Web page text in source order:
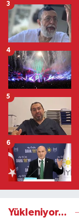
3
4
5
6
Yükleniyor...